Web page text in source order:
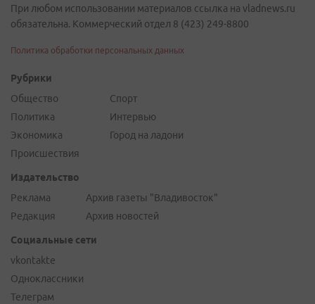
При любом использовании материалов ссылка на vladnews.ru
обязательна. Коммерческий отдел 8 (423) 249-8800
Политика обработки персональных данных
Рубрики
Общество
Политика
Экономика
Происшествия
Спорт
Интервью
Город на ладони
Издательство
Реклама
Редакция
Архив газеты "Владивосток"
Архив новостей
Социальные сети
vkontakte
Одноклассники
Телеграм